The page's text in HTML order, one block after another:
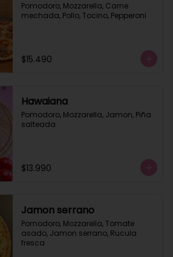
Pomodoro, Mozzarella, Carne
mechada, Pollo, Tocino, Pepperoni
$15.490
Hawaiana
Pomodoro, Mozzarella, Jamon, Piña
salteada
$13.990
Jamon serrano
Pomodoro, Mozzarella, Tomate
asado, Jamon serrano, Rucula
fresca